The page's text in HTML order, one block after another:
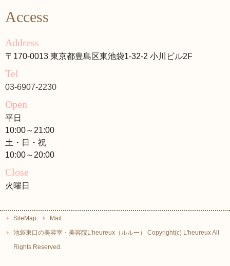
Access
Address
〒170-0013 東京都豊島区東池袋1-32-2 小川ビル2F
Tel
03-6907-2230
Open
平日
10:00～21:00
土・日・祝
10:00～20:00
Close
火曜日
SiteMap
Mail
池袋東口の美容室・美容院L’heureux（ルルー） Copyright(c) L'heureux All
Rights Reserved.